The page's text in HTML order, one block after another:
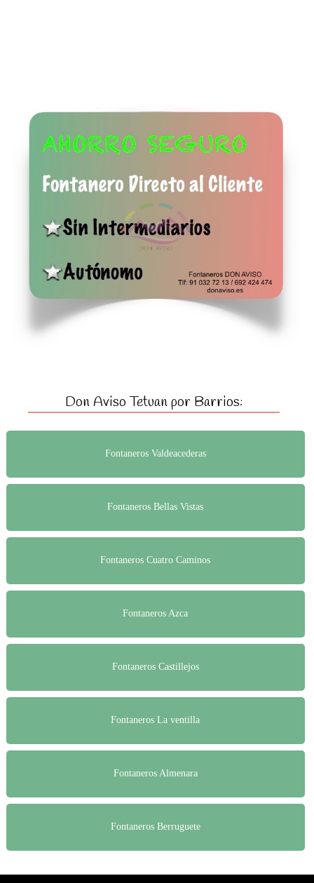
Don Aviso Tetuan por Barrios:
Fontaneros Valdeacederas
Fontaneros Bellas Vistas
Fontaneros Cuatro Caminos
Fontaneros Azca
Fontaneros Castillejos
Fontaneros La ventilla
Fontaneros Almenara
Fontaneros Berruguete